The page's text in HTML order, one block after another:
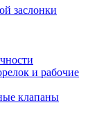
заслонки
и рабочие
клапаны